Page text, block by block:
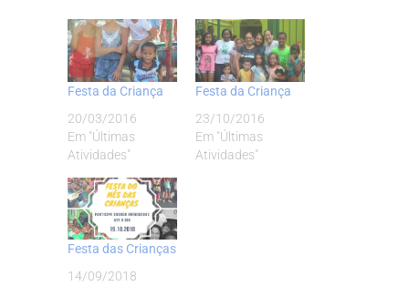
Festa da Criança
20/03/2016
Em "Últimas
Atividades"
Festa da Criança
23/10/2016
Em "Últimas
Atividades"
Festa das Crianças
14/09/2018